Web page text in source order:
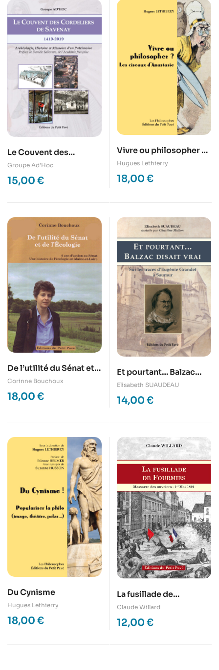
Le Couvent des
Cordeliers de Savenay /
1419-2019
Groupe Ad'Hoc
15,00 €
Vivre ou philosopher ?
Les ciseaux d’Anastasie
Hugues Lethierry
18,00 €
De l’utilité du Sénat et
de l’écologie
Corinne Bouchoux
18,00 €
Et pourtant… Balzac
disait vrai
Elisabeth SUAUDEAU
14,00 €
Du Cynisme
Hugues Lethierry
18,00 €
La fusillade de
Fourmies – Massacre
des ouvriers – 1er mai
1891
Claude Willard
12,00 €